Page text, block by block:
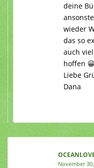
deine
wieder
das so
auch
hoffen 😀
Liebe
Dana
November